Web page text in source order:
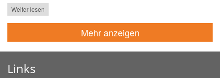
Weiter lesen
Mehr anzeigen
Links